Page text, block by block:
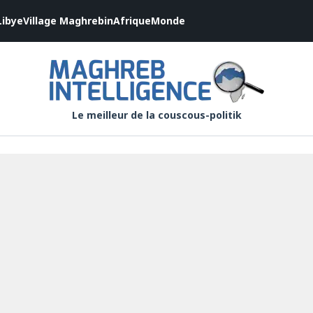
Village MaghrebinAfriqueMonde
Le meilleur de la couscous-politik